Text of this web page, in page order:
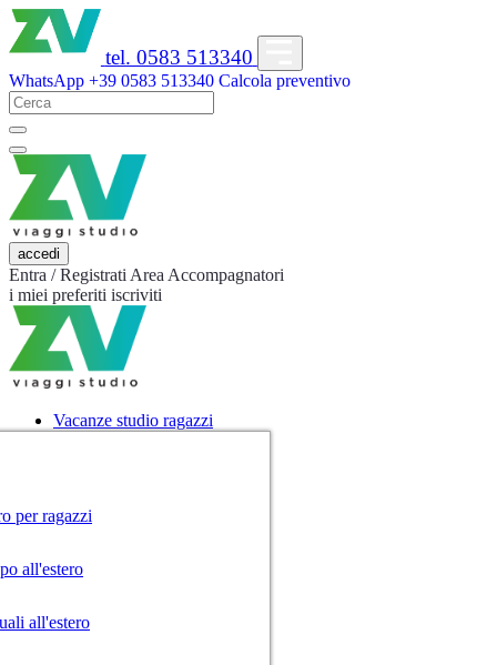
tel. 0583 513340
WhatsApp +39 0583 513340 Calcola preventivo
accedi
Entra / Registrati Area Accompagnatori
i miei preferiti iscriviti
Vacanze studio ragazzi
per ragazzi
all'estero
all'estero